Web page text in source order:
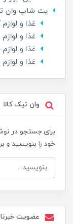
پت شاپ وان
غذا و لوازم
غذا و
غذا و
غذا و
وان تیک کالا
برای جستجو در
خود را بنویسید و
عضویت